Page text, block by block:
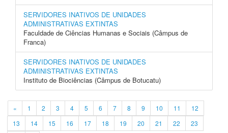
SERVIDORES INATIVOS DE UNIDADES
ADMINISTRATIVAS EXTINTAS
Faculdade de Ciências Humanas e Sociais (Câmpus de
Franca)
SERVIDORES INATIVOS DE UNIDADES
ADMINISTRATIVAS EXTINTAS
Instituto de Biociências (Câmpus de Botucatu)
« 1 2 3 4 5 6 7 8 9 10 11
12
13
14 15 16 17 18 19 20 21 22 23